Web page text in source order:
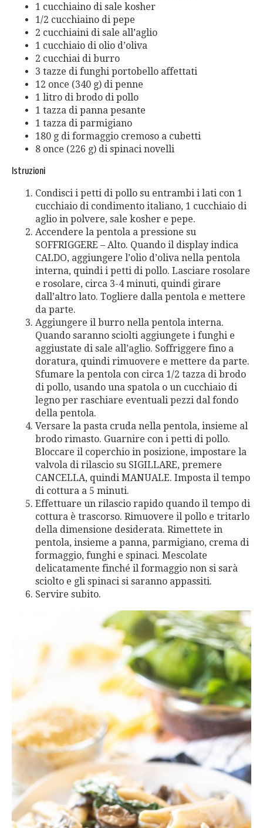
1 cucchiaino di sale kosher
1/2 cucchiaino di pepe
2 cucchiaini di sale all’aglio
1 cucchiaio di olio d’oliva
2 cucchiai di burro
3 tazze di funghi portobello affettati
12 once (340 g) di penne
1 litro di brodo di pollo
1 tazza di panna pesante
1 tazza di parmigiano
180 g di formaggio cremoso a cubetti
8 once (226 g) di spinaci novelli
Istruzioni
Condisci i petti di pollo su entrambi i lati con 1
cucchiaio di condimento italiano, 1 cucchiaio di
aglio in polvere, sale kosher e pepe.
Accendere la pentola a pressione su
SOFFRIGGERE – Alto. Quando il display indica
CALDO, aggiungere l’olio d’oliva nella pentola
interna, quindi i petti di pollo. Lasciare rosolare
e rosolare, circa 3-4 minuti, quindi girare
dall’altro lato. Togliere dalla pentola e mettere
da parte.
Aggiungere il burro nella pentola interna.
Quando saranno sciolti aggiungete i funghi e
aggiustate di sale all’aglio. Soffriggere fino a
doratura, quindi rimuovere e mettere da parte.
Sfumare la pentola con circa 1/2 tazza di brodo
di pollo, usando una spatola o un cucchiaio di
legno per raschiare eventuali pezzi dal fondo
della pentola.
Versare la pasta cruda nella pentola, insieme al
brodo rimasto. Guarnire con i petti di pollo.
Bloccare il coperchio in posizione, impostare la
valvola di rilascio su SIGILLARE, premere
CANCELLA, quindi MANUALE. Imposta il tempo
di cottura a 5 minuti.
Effettuare un rilascio rapido quando il tempo di
cottura è trascorso. Rimuovere il pollo e tritarlo
della dimensione desiderata. Rimettete in
pentola, insieme a panna, parmigiano, crema di
formaggio, funghi e spinaci. Mescolate
delicatamente finché il formaggio non si sarà
sciolto e gli spinaci si saranno appassiti.
Servire subito.